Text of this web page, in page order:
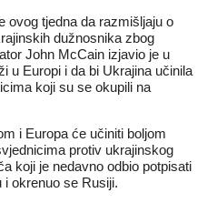
ovog tjedna da razmišljaju o
dužnosnika zbog
John McCain izjavio je u
u Europi i da bi Ukrajina učinila
koji su se okupili na
i Europa će učiniti boljom
protiv ukrajinskog
koji je nedavno odbio potpisati
okrenuo se Rusiji.